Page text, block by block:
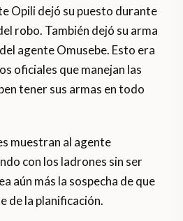
Opili dejó su puesto durante
robo. También dejó su arma
agente Omusebe. Esto era
oficiales que manejan las
tener sus armas en todo
muestran al agente
con los ladrones sin ser
aún más la sospecha de que
de la planificación.